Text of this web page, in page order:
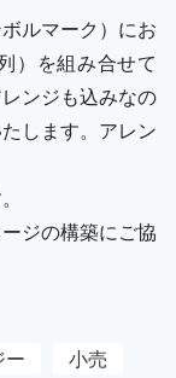
ルマーク）にお
）を組み合せて
ンジも込みなの
します。アレン
ジの構築にご協
ー
小売